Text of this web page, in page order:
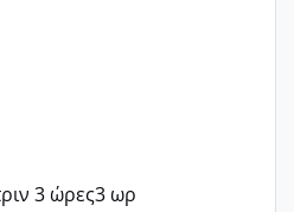
3 ώρες3 ωρ